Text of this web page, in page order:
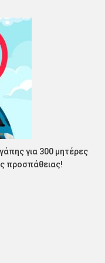
για 300 μητέρες
προσπάθειας!